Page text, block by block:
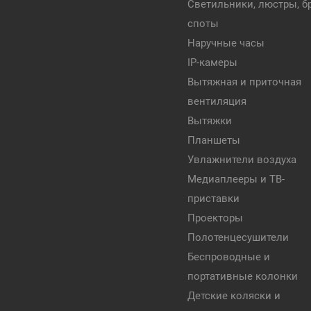
Светильники, люстры,
споты
Наручные часы
IP-камеры
Вытяжная и приточная
вентиляция
Вытяжки
Планшеты
Увлажнители воздуха
Медиаплееры и ТВ-
приставки
Проекторы
Полотенцесушители
Беспроводные и
портативные колонки
Детские коляски и